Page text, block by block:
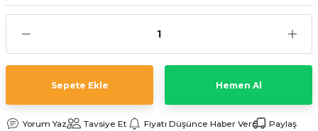
Sepete Ekle Hemen Al
Yorum Yaz Tavsiye Et Fiyatı Düşünce Haber Ver
Paylaş